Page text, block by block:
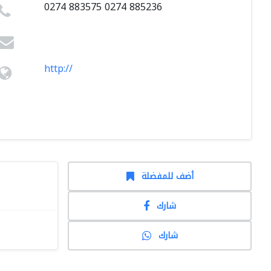
0274 883575 0274 885236
http://
أضف للمفضلة
شارك
شارك